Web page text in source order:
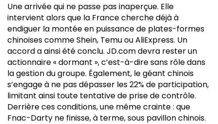
Une arrivée qui ne passe pas inaperçue. Elle
intervient alors que la France cherche déjà à
endiguer la montée en puissance de plates-formes
chinoises comme Shein, Temu ou AliExpress. Un
accord a ainsi été conclu. JD.com devra rester un
actionnaire « dormant », c’est-à-dire sans rôle dans
la gestion du groupe. Également, le géant chinois
s’engage à ne pas dépasser les 22% de participation,
limitant ainsi toute tentative de prise de contrôle.
Derrière ces conditions, une même crainte : que
Fnac-Darty ne finisse, à terme, sous pavillon chinois.